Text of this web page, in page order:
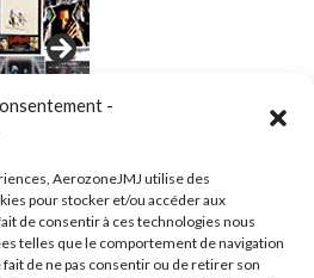
-
AerozoneJMJ utilise des
pour stocker et/ou accéder aux
de consentir à ces technologies nous
telles que le comportement de navigation
fait de ne pas consentir ou de retirer son